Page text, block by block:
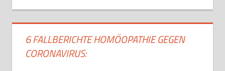
6 FALLBERICHTE HOMÖOPATHIE GEGEN
CORONAVIRUS: